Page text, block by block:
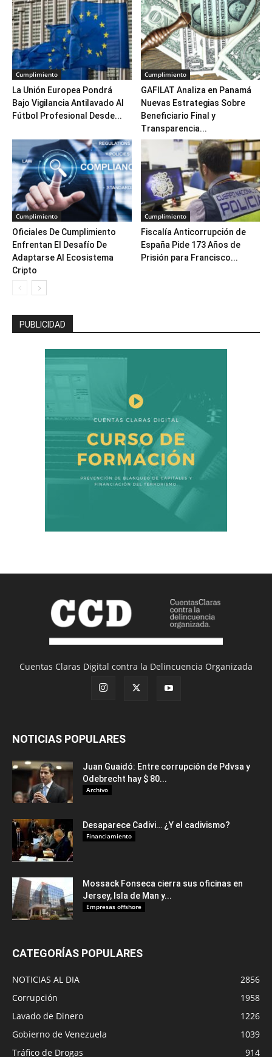
Cumplimiento
La Unión Europea Pondrá
Bajo Vigilancia Antilavado Al
Fútbol Profesional Desde...
Cumplimiento
GAFILAT Analiza en Panamá
Nuevas Estrategias Sobre
Beneficiario Final y
Transparencia...
Cumplimiento
Oficiales De Cumplimiento
Enfrentan El Desafío De
Adaptarse Al Ecosistema
Cripto
Cumplimiento
Fiscalía Anticorrupción de
España Pide 173 Años de
Prisión para Francisco...
PUBLICIDAD
Cuentas Claras Digital contra la Delincuencia Organizada
NOTICIAS POPULARES
Juan Guaidó: Entre corrupción de Pdvsa y
Odebrecht hay $ 80...
Archivo
Desaparece Cadivi… ¿Y el cadivismo?
Financiamiento
Mossack Fonseca cierra sus oficinas en
Jersey, Isla de Man y...
Empresas offshore
CATEGORÍAS POPULARES
NOTICIAS AL DIA
2856
Corrupción
1958
Lavado de Dinero
1226
Gobierno de Venezuela
1039
Tráfico de Drogas
914